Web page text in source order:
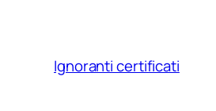
Ignoranti certificati